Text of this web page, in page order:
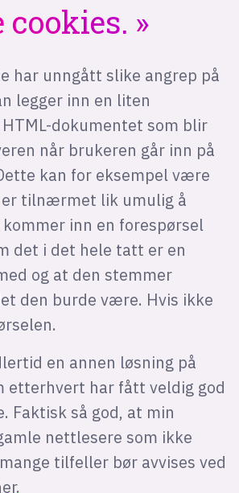
cookies.
har unngått slike angrep på
legger inn en liten
dokumentet som blir
når brukeren går inn på
kan for eksempel være
er tilnærmet lik umulig å
inn en forespørsel
det i det hele tatt er en
og at den stemmer
den burde være. Hvis ikke
en annen løsning på
etterhvert har fått veldig god
Faktisk så god, at min
nettlesere som ikke
tilfeller bør avvises ved
.